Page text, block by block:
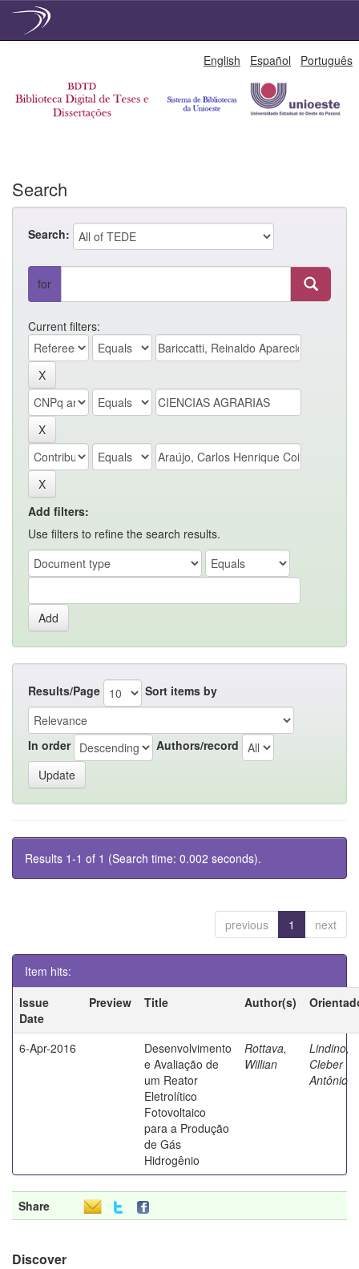
English Español Português
Search
Search:
for
Current filters:
Add filters:
Use filters to refine the search results.
Results/Page Sort items by
In order Authors/record
Results 1-1 of 1 (Search time: 0.002 seconds).
previous 1 next
Item hits:
Issue
Date
Preview Title Author(s)
6-Apr-2016
Desenvolvimento
e Avaliação de
um Reator
Eletrolítico
Fotovoltaico
para a Produção
de Gás
Hidrogênio
Rottava,
Willian
Lindino,
Cleber
Antônio
Share
Discover